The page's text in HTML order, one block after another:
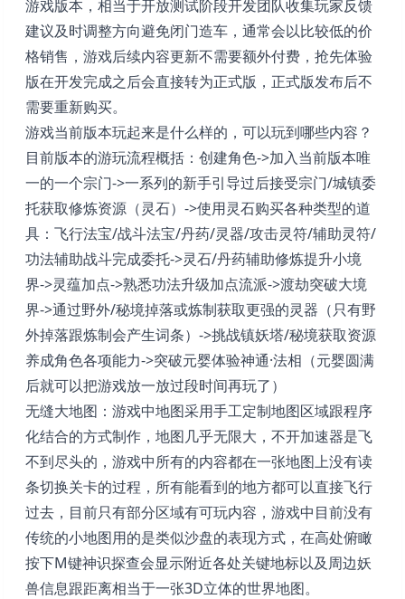
游戏版本，相当于开放测试阶段开发团队收集玩家反馈
建议及时调整方向避免闭门造车，通常会以比较低的价
格销售，游戏后续内容更新不需要额外付费，抢先体验
版在开发完成之后会直接转为正式版，正式版发布后不
需要重新购买。
游戏当前版本玩起来是什么样的，可以玩到哪些内容？
目前版本的游玩流程概括：创建角色->加入当前版本唯
一的一个宗门->一系列的新手引导过后接受宗门/城镇委
托获取修炼资源（灵石）->使用灵石购买各种类型的道
具：飞行法宝/战斗法宝/丹药/灵器/攻击灵符/辅助灵符/
功法辅助战斗完成委托->灵石/丹药辅助修炼提升小境
界->灵蕴加点->熟悉功法升级加点流派->渡劫突破大境
界->通过野外/秘境掉落或炼制获取更强的灵器（只有野
外掉落跟炼制会产生词条）->挑战镇妖塔/秘境获取资源
养成角色各项能力->突破元婴体验神通·法相（元婴圆满
后就可以把游戏放一放过段时间再玩了）
无缝大地图：游戏中地图采用手工定制地图区域跟程序
化结合的方式制作，地图几乎无限大，不开加速器是飞
不到尽头的，游戏中所有的内容都在一张地图上没有读
条切换关卡的过程，所有能看到的地方都可以直接飞行
过去，目前只有部分区域有可玩内容，游戏中目前没有
传统的小地图用的是类似沙盘的表现方式，在高处俯瞰
按下M键神识探查会显示附近各处关键地标以及周边妖
兽信息跟距离相当于一张3D立体的世界地图。